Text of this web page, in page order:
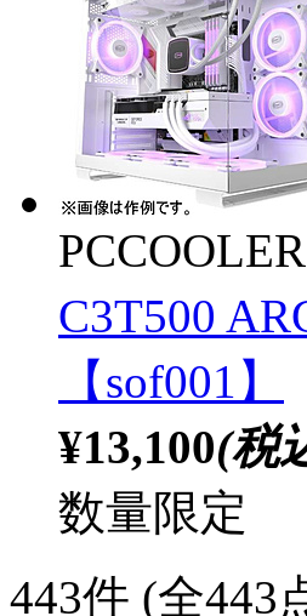
PCCOOLER
C3T500
【sof001】
¥13,100(税
数量限定
443件 (全443